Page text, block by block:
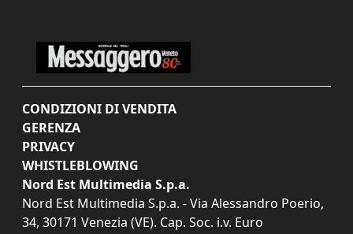
CONDIZIONI DI VENDITA
GERENZA
PRIVACY
WHISTLEBLOWING
Nord Est Multimedia S.p.a.
Nord Est Multimedia S.p.a. - Via Alessandro Poerio,
34, 30171 Venezia (VE). Cap. Soc. i.v. Euro